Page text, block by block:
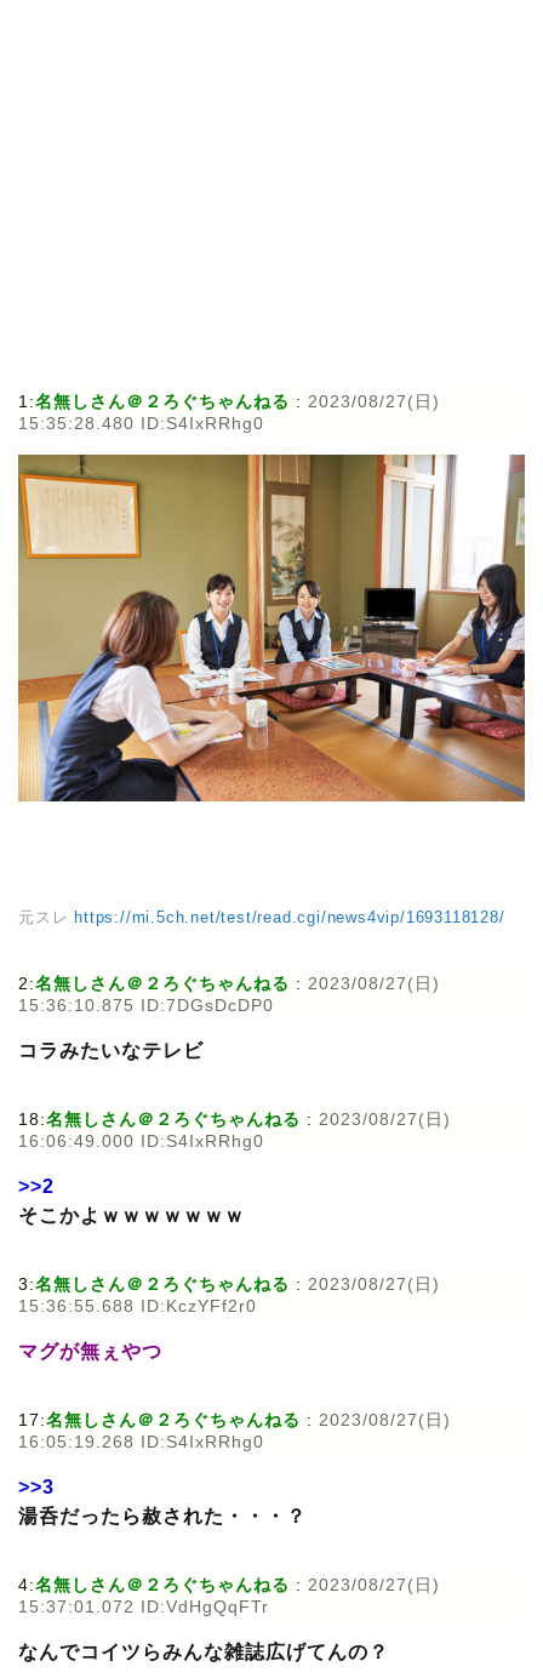
1:名無しさん＠２ろぐちゃんねる : 2023/08/27(日)
15:35:28.480 ID:S4IxRRhg0
元スレ https://mi.5ch.net/test/read.cgi/news4vip/1693118128/
2:名無しさん＠２ろぐちゃんねる : 2023/08/27(日)
15:36:10.875 ID:7DGsDcDP0
コラみたいなテレビ
18:名無しさん＠２ろぐちゃんねる : 2023/08/27(日)
16:06:49.000 ID:S4IxRRhg0
>>2
そこかよｗｗｗｗｗｗｗ
3:名無しさん＠２ろぐちゃんねる : 2023/08/27(日)
15:36:55.688 ID:KczYFf2r0
マグが無ぇやつ
17:名無しさん＠２ろぐちゃんねる : 2023/08/27(日)
16:05:19.268 ID:S4IxRRhg0
>>3
湯呑だったら赦された・・・？
4:名無しさん＠２ろぐちゃんねる : 2023/08/27(日)
15:37:01.072 ID:VdHgQqFTr
なんでコイツらみんな雑誌広げてんの？